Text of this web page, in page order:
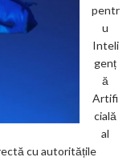
pentr
u
Inteli
genț
ă
Artifi
cială
al
cu autoritățile